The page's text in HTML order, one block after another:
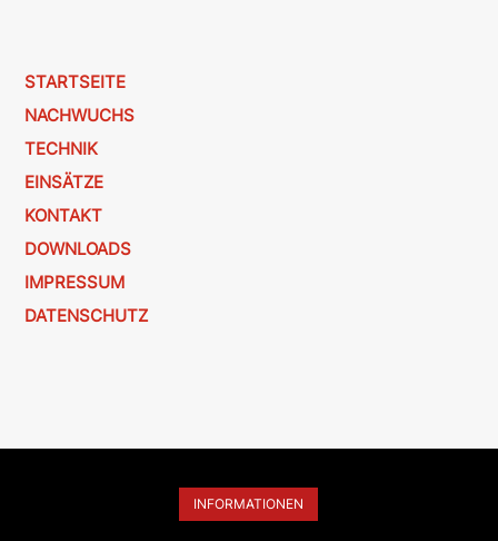
STARTSEITE
NACHWUCHS
TECHNIK
EINSÄTZE
KONTAKT
DOWNLOADS
IMPRESSUM
DATENSCHUTZ
INFORMATIONEN